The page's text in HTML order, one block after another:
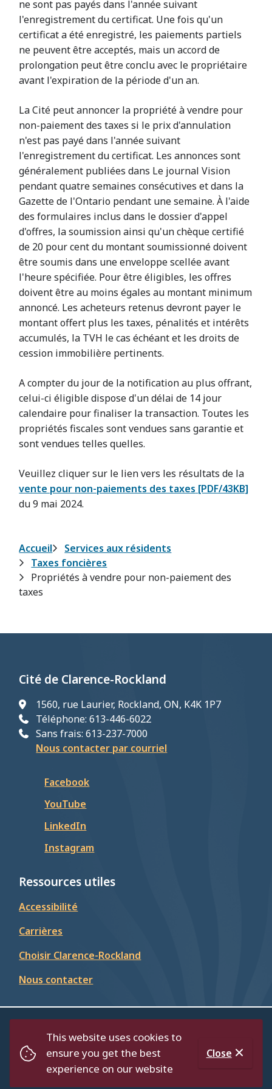
This website uses cookies to
ensure you get the best
experience on our website
Close
ne sont pas payés dans l'année suivant
l'enregistrement du certificat. Une fois qu'un
certificat a été enregistré, les paiements partiels
ne peuvent être acceptés, mais un accord de
prolongation peut être conclu avec le propriétaire
avant l'expiration de la période d'un an.
La Cité peut annoncer la propriété à vendre pour
non-paiement des taxes si le prix d'annulation
n'est pas payé dans l'année suivant
l'enregistrement du certificat. Les annonces sont
généralement publiées dans Le journal Vision
pendant quatre semaines consécutives et dans la
Gazette de l'Ontario pendant une semaine. À l'aide
des formulaires inclus dans le dossier d'appel
d'offres, la soumission ainsi qu'un chèque certifié
de 20 pour cent du montant soumissionné doivent
être soumis dans une enveloppe scellée avant
l'heure spécifiée. Pour être éligibles, les offres
doivent être au moins égales au montant minimum
annoncé. Les acheteurs retenus devront payer le
montant offert plus les taxes, pénalités et intérêts
accumulés, la TVH le cas échéant et les droits de
cession immobilière pertinents.
A compter du jour de la notification au plus offrant,
celui-ci éligible dispose d'un délai de 14 jour
calendaire pour finaliser la transaction. Toutes les
propriétés fiscales sont vendues sans garantie et
sont vendues telles quelles.
Veuillez cliquer sur le lien vers les résultats de la
vente pour non-paiements des taxes [PDF/43KB]
du 9 mai 2024.
Fil
d'Ariane
Accueil
Services aux résidents
Taxes foncières
Propriétés à vendre pour non-paiement des
taxes
Cité de Clarence-Rockland
1560, rue Laurier, Rockland, ON, K4K 1P7
Téléphone: 613-446-6022
Sans frais: 613-237-7000
Nous contacter par courriel
Facebook
YouTube
LinkedIn
Instagram
Ressources utiles
Accessibilité
Carrières
Choisir Clarence-Rockland
Nous contacter
Footer
RépertoirePolitique de confidentialité
Accessibilité
Website by Upanup